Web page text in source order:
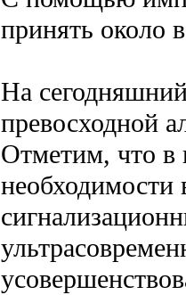
принять около
На сегодняшний
превосходной
Отметим, что в
необходимости